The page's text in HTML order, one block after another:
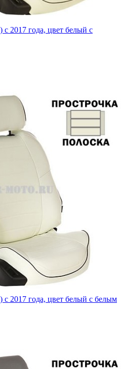
2017 года, цвет белый с
2017 года, цвет белый с белым